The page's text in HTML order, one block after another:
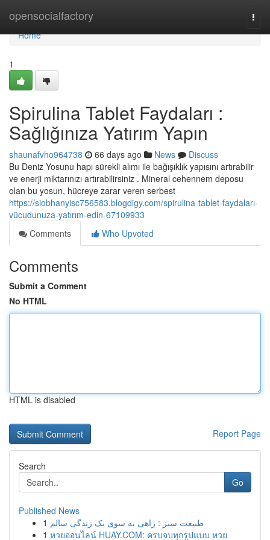
opensocialfactory
Home
Home
1
Spirulina Tablet Faydaları :
Sağlığınıza Yatırım Yapın
shaunafvho964738 66 days ago News
Discuss
Bu Deniz Yosunu hapı sürekli alımı ile bağışıklık yapısını artırabilir
ve enerji miktarınızı artırabilirsiniz . Mineral cehennem deposu
olan bu yosun, hücreye zarar veren serbest
https://siobhanyisc756583.blogdigy.com/spirulina-tablet-faydaları-
vücudunuza-yatırım-edin-67109933
Comments
Who Upvoted
Comments
Submit a Comment
No HTML
HTML is disabled
Report Page
Search
Go
Published News
1 طبیعت سبز : راهی به سوی یک زندگی سالم
1 หวยออนไลน์ HUAY.COM: ครบจบทุกรูปแบบ หวย